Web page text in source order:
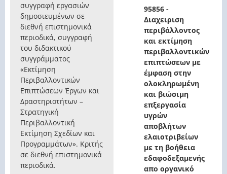
συγγραφή εργασιών
δημοσιευμένων σε
διεθνή επιστημονικά
περιοδικά, συγγραφή
του διδακτικού
συγγράμματος
«Εκτίμηση
Περιβαλλοντικών
Επιπτώσεων Έργων και
Δραστηριοτήτων –
Στρατηγική
Περιβαλλοντική
Εκτίμηση Σχεδίων και
Προγραμμάτων». Κριτής
σε διεθνή επιστημονικά
περιοδικά.
95856 -
Διαχειριση
περιβάλλοντος
και εκτίμηση
περιβαλλοντικών
επιπτώσεων με
έμφαση στην
ολοκληρωμένη
και βιώσιμη
επξεργασία
υγρών
αποβλήτων
ελαιοτριβείων
με τη βοήθεια
εδαφοδεξαμενής
απο οργανικό